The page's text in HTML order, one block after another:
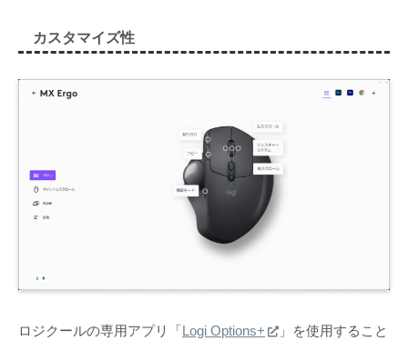
カスタマイズ性
ロジクールの専用アプリ「Logi Options+
」を使用すること